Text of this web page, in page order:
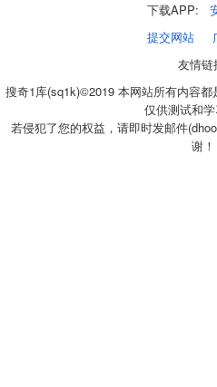
下载APP:
提交网站
友情链
搜奇1库(sq1k)©2019 本网站所有内容都
仅供测试和学
若侵犯了您的权益，请即时发邮件
谢！